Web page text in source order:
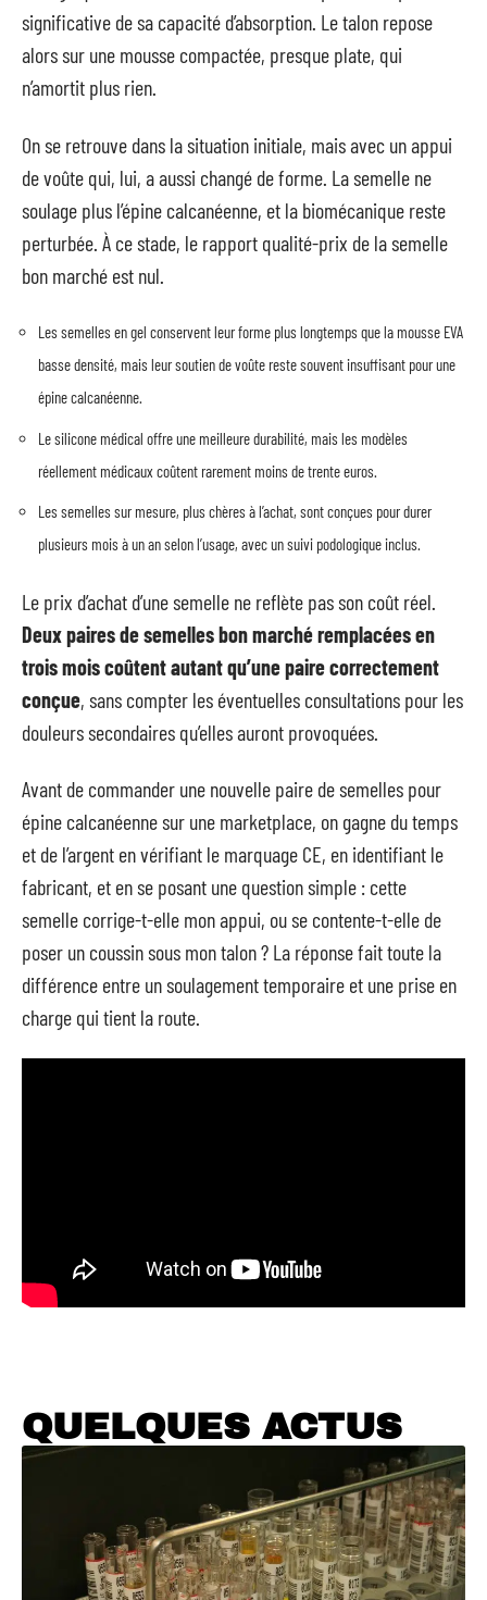
significative de sa capacité d’absorption. Le talon repose
alors sur une mousse compactée, presque plate, qui
n’amortit plus rien.
On se retrouve dans la situation initiale, mais avec un appui
de voûte qui, lui, a aussi changé de forme. La semelle ne
soulage plus l’épine calcanéenne, et la biomécanique reste
perturbée. À ce stade, le rapport qualité-prix de la semelle
bon marché est nul.
Les semelles en gel conservent leur forme plus longtemps que la mousse EVA
basse densité, mais leur soutien de voûte reste souvent insuffisant pour une
épine calcanéenne.
Le silicone médical offre une meilleure durabilité, mais les modèles
réellement médicaux coûtent rarement moins de trente euros.
Les semelles sur mesure, plus chères à l’achat, sont conçues pour durer
plusieurs mois à un an selon l’usage, avec un suivi podologique inclus.
Le prix d’achat d’une semelle ne reflète pas son coût réel.
Deux paires de semelles bon marché remplacées en
trois mois coûtent autant qu’une paire correctement
conçue, sans compter les éventuelles consultations pour les
douleurs secondaires qu’elles auront provoquées.
Avant de commander une nouvelle paire de semelles pour
épine calcanéenne sur une marketplace, on gagne du temps
et de l’argent en vérifiant le marquage CE, en identifiant le
fabricant, et en se posant une question simple : cette
semelle corrige-t-elle mon appui, ou se contente-t-elle de
poser un coussin sous mon talon ? La réponse fait toute la
différence entre un soulagement temporaire et une prise en
charge qui tient la route.
QUELQUES ACTUS